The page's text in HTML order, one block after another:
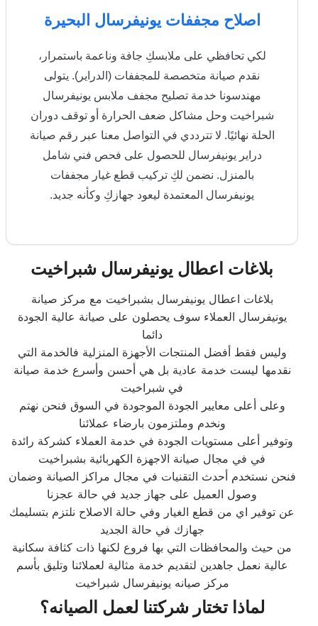
اصلاح مجففات يونيفرسال البحيرة
لكي تحافظي على ملابسكِ جافة وناعمة باستمرار،
نقدم صيانة متخصصة للمجففات (الدراير). يتولى
مهندسونا خدمة تصليح مجفف ملابس يونيفرسال
شبراخيت وحل مشاكل ضعف الحرارة أو توقف دوران
الحلة نهائيًا. لا تترددي في التواصل معنا عبر رقم صيانة
دراير يونيفرسال للحصول على فحص فني شامل
بالمنزل. نضمن لكِ تركيب قطع غيار مجففات
يونيفرسال المعتمدة ليعود جهازكِ وكأنه جديد.
بلاغات اعطال يونيفرسال شبراخيت
بلاغات اعطال يونيفرسال بشبراخيت مع مركز صيانة
يونيفرسال العملاء سوف يحصلون على صيانة عالية الجودة
دائما
وليس فقط أفضل المنتجات الأجهزة المنزلية فالخدمة التي
نقدمها ليست خدمة عادية بل هي أحسن وأسرع خدمة صيانة
في شبراخيت
وعلى أعلى معايير الجودة الموجودة في السوق فنحن نهتم
ونخدم وملتزمون بارضاء عملائنا
وتوفير أعلى مستويات الجودة في خدمة العملاء كشركة رائدة
في في مجال صيانة الاجهزة الكهربائية بشبراخيت
فنحن نستخدم أحدث التقنيات في مجال مراكز الصيانة وضمان
وصول العميل على جهاز جديد في حالة عجزنا
عن توفير اي من قطع الغيار وفي حالة الاصلاح نلتزم بتسليمك
جهازك في حالة الجديد
من حيث والمحافظات التي بها فروع لكنها ذات كثافة سكانية
عالية نعمل جاهدين لتقديم خدمة مثالية لعملائنا وتليق بأسم
مركز صيانه يونيفرسال شبراخيت
لماذا تختار شركتنا لعمل الصيانه؟